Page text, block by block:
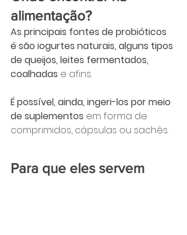
alimentação?
As principais fontes de probióticos
é são iogurtes naturais, alguns tipos
de queijos, leites fermentados,
coalhadas e afins.
É possível, ainda, ingeri-los por meio
de suplementos em forma de
comprimidos, cápsulas ou sachês.
Para que eles servem